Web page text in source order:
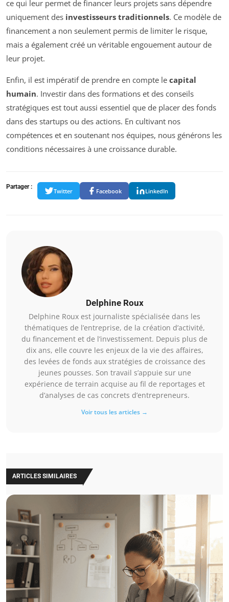
ce qui leur permet de financer leurs projets sans dépendre
uniquement des investisseurs traditionnels. Ce modèle de
financement a non seulement permis de limiter le risque,
mais a également créé un véritable engouement autour de
leur projet.
Enfin, il est impératif de prendre en compte le capital
humain. Investir dans des formations et des conseils
stratégiques est tout aussi essentiel que de placer des fonds
dans des startups ou des actions. En cultivant nos
compétences et en soutenant nos équipes, nous générons les
conditions nécessaires à une croissance durable.
Partager :
Twitter Facebook LinkedIn
Delphine Roux
Delphine Roux est journaliste spécialisée dans les
thématiques de l’entreprise, de la création d’activité,
du financement et de l’investissement. Depuis plus de
dix ans, elle couvre les enjeux de la vie des affaires,
des levées de fonds aux stratégies de croissance des
jeunes pousses. Son travail s’appuie sur une
expérience de terrain acquise au fil de reportages et
d’analyses de cas concrets d’entrepreneurs.
Voir tous les articles →
ARTICLES SIMILAIRES